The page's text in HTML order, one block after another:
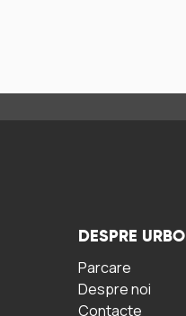
DESPRE URBO
Parcare
Despre noi
Contacte